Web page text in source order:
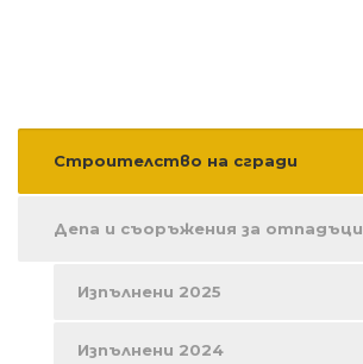
Строителство на сгради
Депа и съоръжения за отпадъци
Изпълнени 2025
Изпълнени 2024